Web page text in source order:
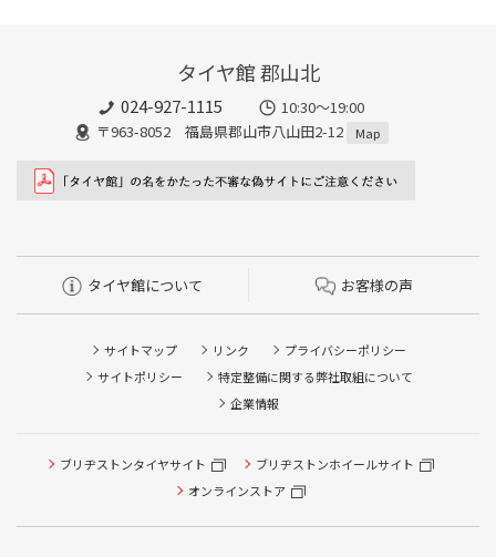
タイヤ館 郡山北
024-927-1115
10:30〜19:00
〒963-8052 福島県郡山市八山田2-12
Map
タイヤ館について お客様の声
サイトマップ リンク
プライバシーポリシー
サイトポリシー
特定整備に関する弊社取組について
企業情報
ブリヂストンタイヤサイト
ブリヂストンホイールサイト
オンラインストア
タイヤ点検・安全点検/タイヤ履き替え/オイル交換/その他
ピット作業の予約